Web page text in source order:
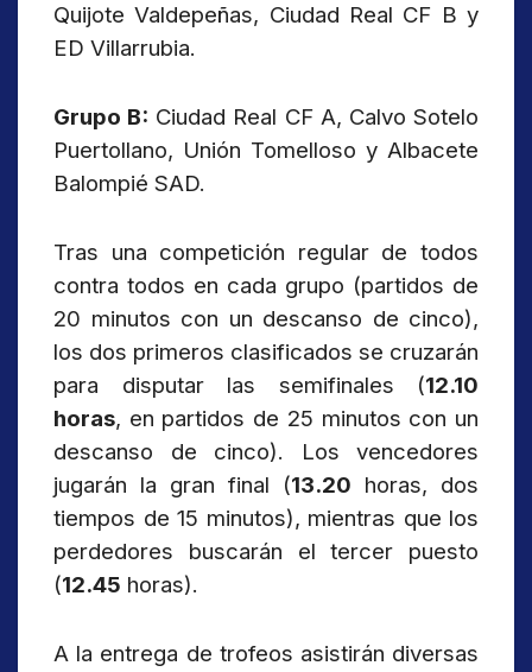
Quijote Valdepeñas, Ciudad Real CF B y
ED Villarrubia.
Grupo B: Ciudad Real CF A, Calvo Sotelo
Puertollano, Unión Tomelloso y Albacete
Balompié SAD.
Tras una competición regular de todos
contra todos en cada grupo (partidos de
20 minutos con un descanso de cinco),
los dos primeros clasificados se cruzarán
para disputar las semifinales (12.10
horas, en partidos de 25 minutos con un
descanso de cinco). Los vencedores
jugarán la gran final (13.20 horas, dos
tiempos de 15 minutos), mientras que los
perdedores buscarán el tercer puesto
(12.45 horas).
A la entrega de trofeos asistirán diversas